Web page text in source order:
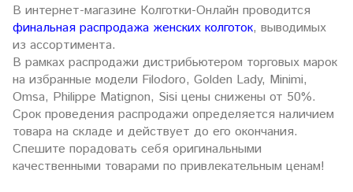
В интернет-магазине Колготки-Онлайн проводится
финальная распродажа женских колготок, выводимых
из ассортимента.
В рамках распродажи дистрибьютером торговых марок
на избранные модели Filodoro, Golden Lady, Minimi,
Omsa, Philippe Matignon, Sisi цены снижены от 50%.
Срок проведения распродажи определяется наличием
товара на складе и действует до его окончания.
Спешите порадовать себя оригинальными
качественными товарами по привлекательным ценам!